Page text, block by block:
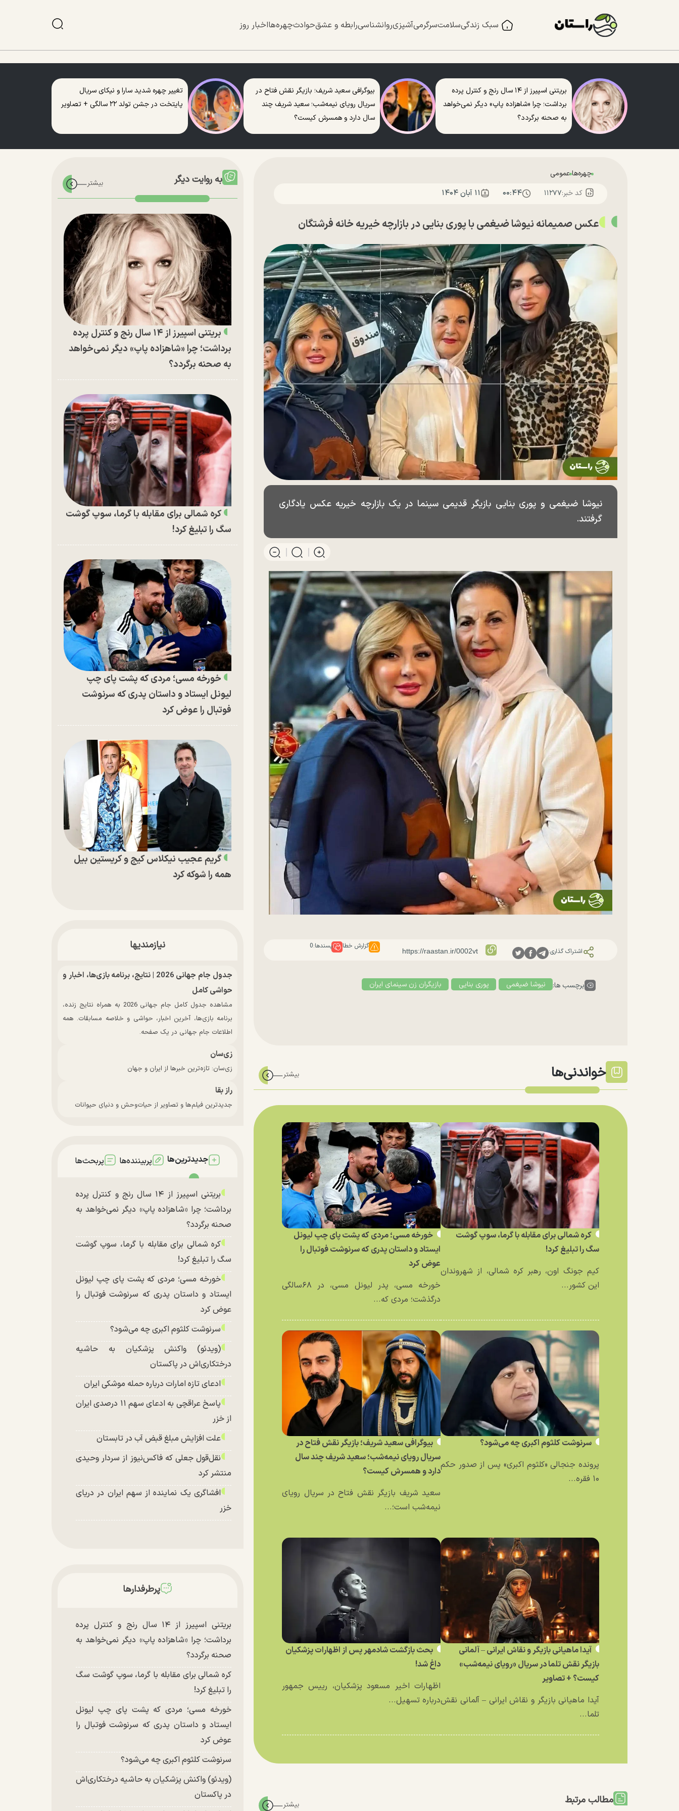
سبک زندگیسلامتسرگرمیآشپزیروانشناسیرابطه و عشقحوادثچهره‌هااخبار روز
بریتنی اسپیرز از ۱۴ سال رنج و کنترل پرده
برداشت؛ چرا «شاهزاده پاپ» دیگر نمی‌خواهد
به صحنه برگردد؟
بیوگرافی سعید شریف؛ بازیگر نقش فتاح در
سریال رویای نیمه‌شب؛ سعید شریف چند
سال دارد و همسرش کیست؟
تغییر چهره شدید سارا و نیکای سریال
پایتخت در جشن تولد ۲۲ سالگی + تصاویر
چهره‌هاعمومی
کد خبر:۱۱۲۷۷ ۰۰:۴۴ ۱۱ آبان ۱۴۰۴
عکس صمیمانه نیوشا ضیغمی با پوری بنایی در بازارچه خیریه خانه فرشتگان
نیوشا ضیغمی و پوری بنایی بازیگر قدیمی سینما در یک بازارچه خیریه عکس یادگاری
گرفتند.
اشتراک گذاری:
گزارش خطا پسندها:0
برچسب ها: نیوشا ضیغمی پوری بنایی بازیگران زن سینمای ایران
خواندنی‌ها
کره شمالی برای مقابله با گرما، سوپ گوشت
سگ را تبلیغ کرد!
کیم جونگ اون، رهبر کره شمالی، از شهروندان
این کشور...
خورخه مسی؛ مردی که پشت پای چپ لیونل
ایستاد و داستان پدری که سرنوشت فوتبال را
عوض کرد
خورخه مسی، پدر لیونل مسی، در ۶۸سالگی
درگذشت؛ مردی که...
سرنوشت کلثوم اکبری چه می‌شود؟
پرونده جنجالی «کلثوم اکبری» پس از صدور حکم
۱۰ فقره...
بیوگرافی سعید شریف؛ بازیگر نقش فتاح در
سریال رویای نیمه‌شب؛ سعید شریف چند سال
دارد و همسرش کیست؟
سعید شریف بازیگر نقش فتاح در سریال رویای
نیمه‌شب است؛...
آیدا ماهیانی بازیگر و نقاش ایرانی – آلمانی
بازیگر نقش تلما در سریال «رویای نیمه‌شب»
کیست؟ + تصاویر
آیدا ماهیانی بازیگر و نقاش ایرانی – آلمانی نقش
تلما...
بحث بازگشت شادمهر پس از اظهارات پزشکیان
داغ شد!
اظهارات اخیر مسعود پزشکیان، رییس جمهور
درباره تسهیل...
مطالب مرتبط
به روایت دیگر
بریتنی اسپیرز از ۱۴ سال رنج و کنترل پرده
برداشت؛ چرا «شاهزاده پاپ» دیگر نمی‌خواهد
به صحنه برگردد؟
کره شمالی برای مقابله با گرما، سوپ گوشت
سگ را تبلیغ کرد!
خورخه مسی؛ مردی که پشت پای چپ
لیونل ایستاد و داستان پدری که سرنوشت
فوتبال را عوض کرد
گریم عجیب نیکلاس کیج و کریستین بیل
همه را شوکه کرد
نیازمندیها
جدول جام جهانی 2026 | نتایج، برنامه بازی‌ها، اخبار و
حواشی کامل
مشاهده جدول کامل جام جهانی 2026 به همراه نتایج زنده،
برنامه بازی‌ها، آخرین اخبار، حواشی و خلاصه مسابقات. همه
اطلاعات جام جهانی در یک صفحه.
زی‌سان
زی‌سان: تازه‌ترین خبرها از ایران و جهان
راز بقا
جدیدترین فیلم‌ها و تصاویر از حیات‌وحش و دنیای حیوانات
جدیدترین‌ها پربیننده‌ها پربحث‌ها
بریتنی اسپیرز از ۱۴ سال رنج و کنترل پرده
برداشت؛ چرا «شاهزاده پاپ» دیگر نمی‌خواهد به
صحنه برگردد؟
کره شمالی برای مقابله با گرما، سوپ گوشت
سگ را تبلیغ کرد!
خورخه مسی؛ مردی که پشت پای چپ لیونل
ایستاد و داستان پدری که سرنوشت فوتبال را
عوض کرد
سرنوشت کلثوم اکبری چه می‌شود؟
(ویدئو) واکنش پزشکیان به حاشیه
درختکاری‌اش در پاکستان
ادعای تازه امارات درباره حمله موشکی ایران
پاسخ عراقچی به ادعای سهم ۱۱ درصدی ایران
از خزر
علت افزایش مبلغ قبض آب در تابستان
نقل‌قول جعلی که فاکس‌نیوز از سردار وحیدی
منتشر کرد
افشاگری یک نماینده از سهم ایران در دریای
خزر
پرطرفدارها
بریتنی اسپیرز از ۱۴ سال رنج و کنترل پرده
برداشت؛ چرا «شاهزاده پاپ» دیگر نمی‌خواهد به
صحنه برگردد؟
کره شمالی برای مقابله با گرما، سوپ گوشت سگ
را تبلیغ کرد!
خورخه مسی؛ مردی که پشت پای چپ لیونل
ایستاد و داستان پدری که سرنوشت فوتبال را
عوض کرد
سرنوشت کلثوم اکبری چه می‌شود؟
(ویدئو) واکنش پزشکیان به حاشیه درختکاری‌اش
در پاکستان